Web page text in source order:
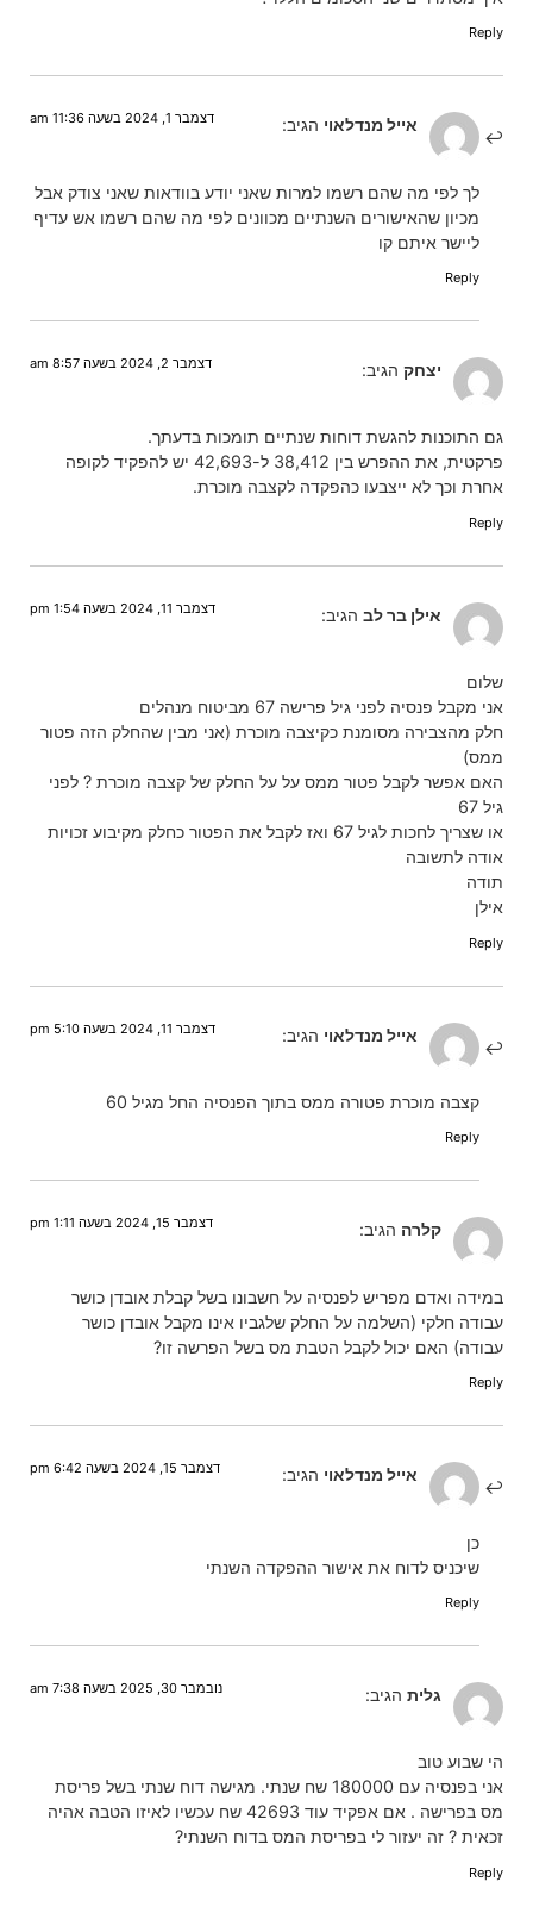
Reply
אייל מנדלאוי הגיב: דצמבר 1, 2024 בשעה 11:36 am
לך לפי מה שהם רשמו למרות שאני יודע בוודאות שאני צודק אבל
מכיון שהאישורים השנתיים מכוונים לפי מה שהם רשמו אש עדיף
ליישר איתם קו
Reply
יצחק הגיב: דצמבר 2, 2024 בשעה 8:57 am
גם התוכנות להגשת דוחות שנתיים תומכות בדעתך.
פרקטית, את ההפרש בין 38,412 ל-42,693 יש להפקיד לקופה
אחרת וכך לא ייצבעו כהפקדה לקצבה מוכרת.
Reply
אילן בר לב הגיב: דצמבר 11, 2024 בשעה 1:54 pm
שלום
אני מקבל פנסיה לפני גיל פרישה 67 מביטוח מנהלים
חלק מהצבירה מסומנת כקיצבה מוכרת (אני מבין שהחלק הזה פטור
ממס)
האם אפשר לקבל פטור ממס על על החלק של קצבה מוכרת ? לפני
גיל 67
או שצריך לחכות לגיל 67 ואז לקבל את הפטור כחלק מקיבוע זכויות
אודה לתשובה
תודה
אילן
Reply
אייל מנדלאוי הגיב: דצמבר 11, 2024 בשעה 5:10 pm
קצבה מוכרת פטורה ממס בתוך הפנסיה החל מגיל 60
Reply
קלרה הגיב: דצמבר 15, 2024 בשעה 1:11 pm
במידה ואדם מפריש לפנסיה על חשבונו בשל קבלת אובדן כושר
עבודה חלקי (השלמה על החלק שלגביו אינו מקבל אובדן כושר
עבודה) האם יכול לקבל הטבת מס בשל הפרשה זו?
Reply
אייל מנדלאוי הגיב: דצמבר 15, 2024 בשעה 6:42 pm
כן
שיכניס לדוח את אישור ההפקדה השנתי
Reply
גלית הגיב: נובמבר 30, 2025 בשעה 7:38 am
הי שבוע טוב
אני בפנסיה עם 180000 שח שנתי. מגישה דוח שנתי בשל פריסת
מס בפרישה . אם אפקיד עוד 42693 שח עכשיו לאיזו הטבה אהיה
זכאית ? זה יעזור לי בפריסת המס בדוח השנתי?
Reply